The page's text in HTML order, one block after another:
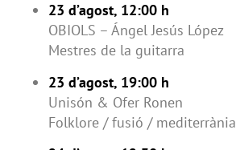
23 d’agost, 12:00 h
OBIOLS – Ángel Jesús López
Mestres de la guitarra
23 d’agost, 19:00 h
Unisón & Ofer Ronen
Folklore / fusió / mediterrània